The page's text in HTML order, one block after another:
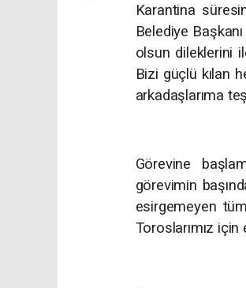
Karantina
Belediye
olsun dileklerini
Bizi güçlü kılan
arkadaşlarıma
Görevine
görevimin
esirgemeyen
Toroslarımız